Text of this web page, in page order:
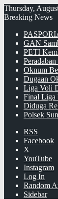
Thursday,
Breaking News
GAN
PETI
Oknum
Dugaan
Liga Voli
Final Liga
Diduga
Polsek
RSS
Facebook
X
YouTube
Instagram
Log In
Random
Sidebar